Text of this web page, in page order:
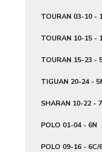
TOURAN 03-10 -
TOURAN 10-15 -
TOURAN 15-23 -
TIGUAN 20-24 -
SHARAN 10-22 -
POLO 01-04 - 6N
POLO 09-16 - 6C/